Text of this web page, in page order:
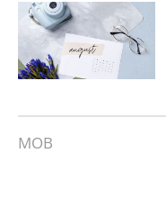
MOB